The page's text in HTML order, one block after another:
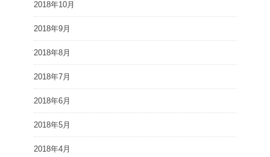
2018年10月
2018年9月
2018年8月
2018年7月
2018年6月
2018年5月
2018年4月